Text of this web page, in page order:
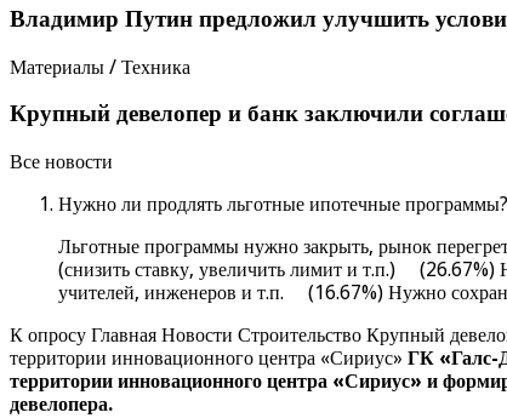
Владимир Путин предложил улучшить
Материалы / Техника
Крупный девелопер и банк заключили
Все новости
Нужно ли продлять льготные ипотечные
Льготные программы нужно закрыть, рынок
(снизить ставку, увеличить лимит и т.п.)
учителей, инженеров и т.п. (16.67%) Нужно
К опросу Главная Новости Строительство Крупный
территории инновационного центра «Сириус» ГК «Галс-
территории инновационного центра «Сириус» и
девелопера.